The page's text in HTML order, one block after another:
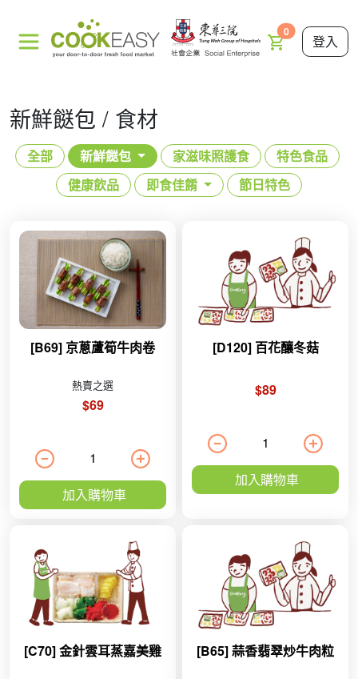
0
登入
新鮮餸包 / 食材
全部 新鮮餸包 家滋味照護食
特色食品
健康飲品
即食佳餚 節日特色
[B69] 京蔥蘆筍牛肉卷
熱賣之選
$69
加入購物車
[D120] 百花釀冬菇
$89
加入購物車
[C70] 金針雲耳蒸嘉美雞 [B65] 蒜香翡翠炒牛肉粒